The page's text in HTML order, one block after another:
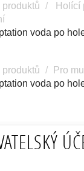
produktů
Holící
voda po
produktů
Pro
voda po